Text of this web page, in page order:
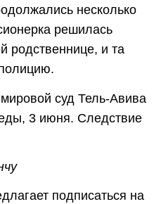
несколько
решилась
родственнице, и та
суд Тель-Авива
3 июня. Следствие
подписаться на